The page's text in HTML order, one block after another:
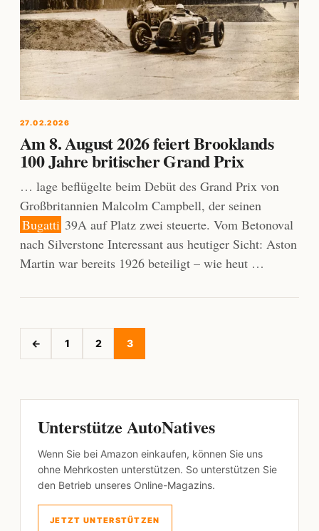
27.02.2026
Am 8. August 2026 feiert Brooklands
100 Jahre britischer Grand Prix
… lage beflügelte beim Debüt des Grand Prix von
Großbritannien Malcolm Campbell, der seinen
Bugatti 39A auf Platz zwei steuerte. Vom Betonoval
nach Silverstone Interessant aus heutiger Sicht: Aston
Martin war bereits 1926 beteiligt – wie heut …
← 1 2 3
Unterstütze AutoNatives
Wenn Sie bei Amazon einkaufen, können Sie uns
ohne Mehrkosten unterstützen. So unterstützen Sie
den Betrieb unseres Online-Magazins.
JETZT UNTERSTÜTZEN